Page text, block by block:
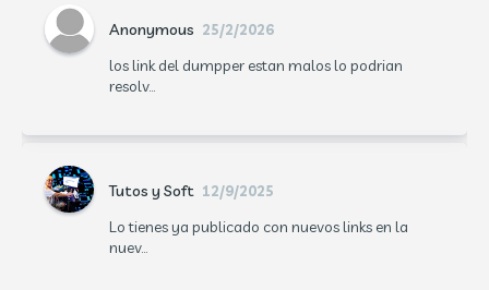
Anonymous 25/2/2026
los link del dumpper estan malos lo podrian
resolv...
Tutos y Soft 12/9/2025
Lo tienes ya publicado con nuevos links en la
nuev...